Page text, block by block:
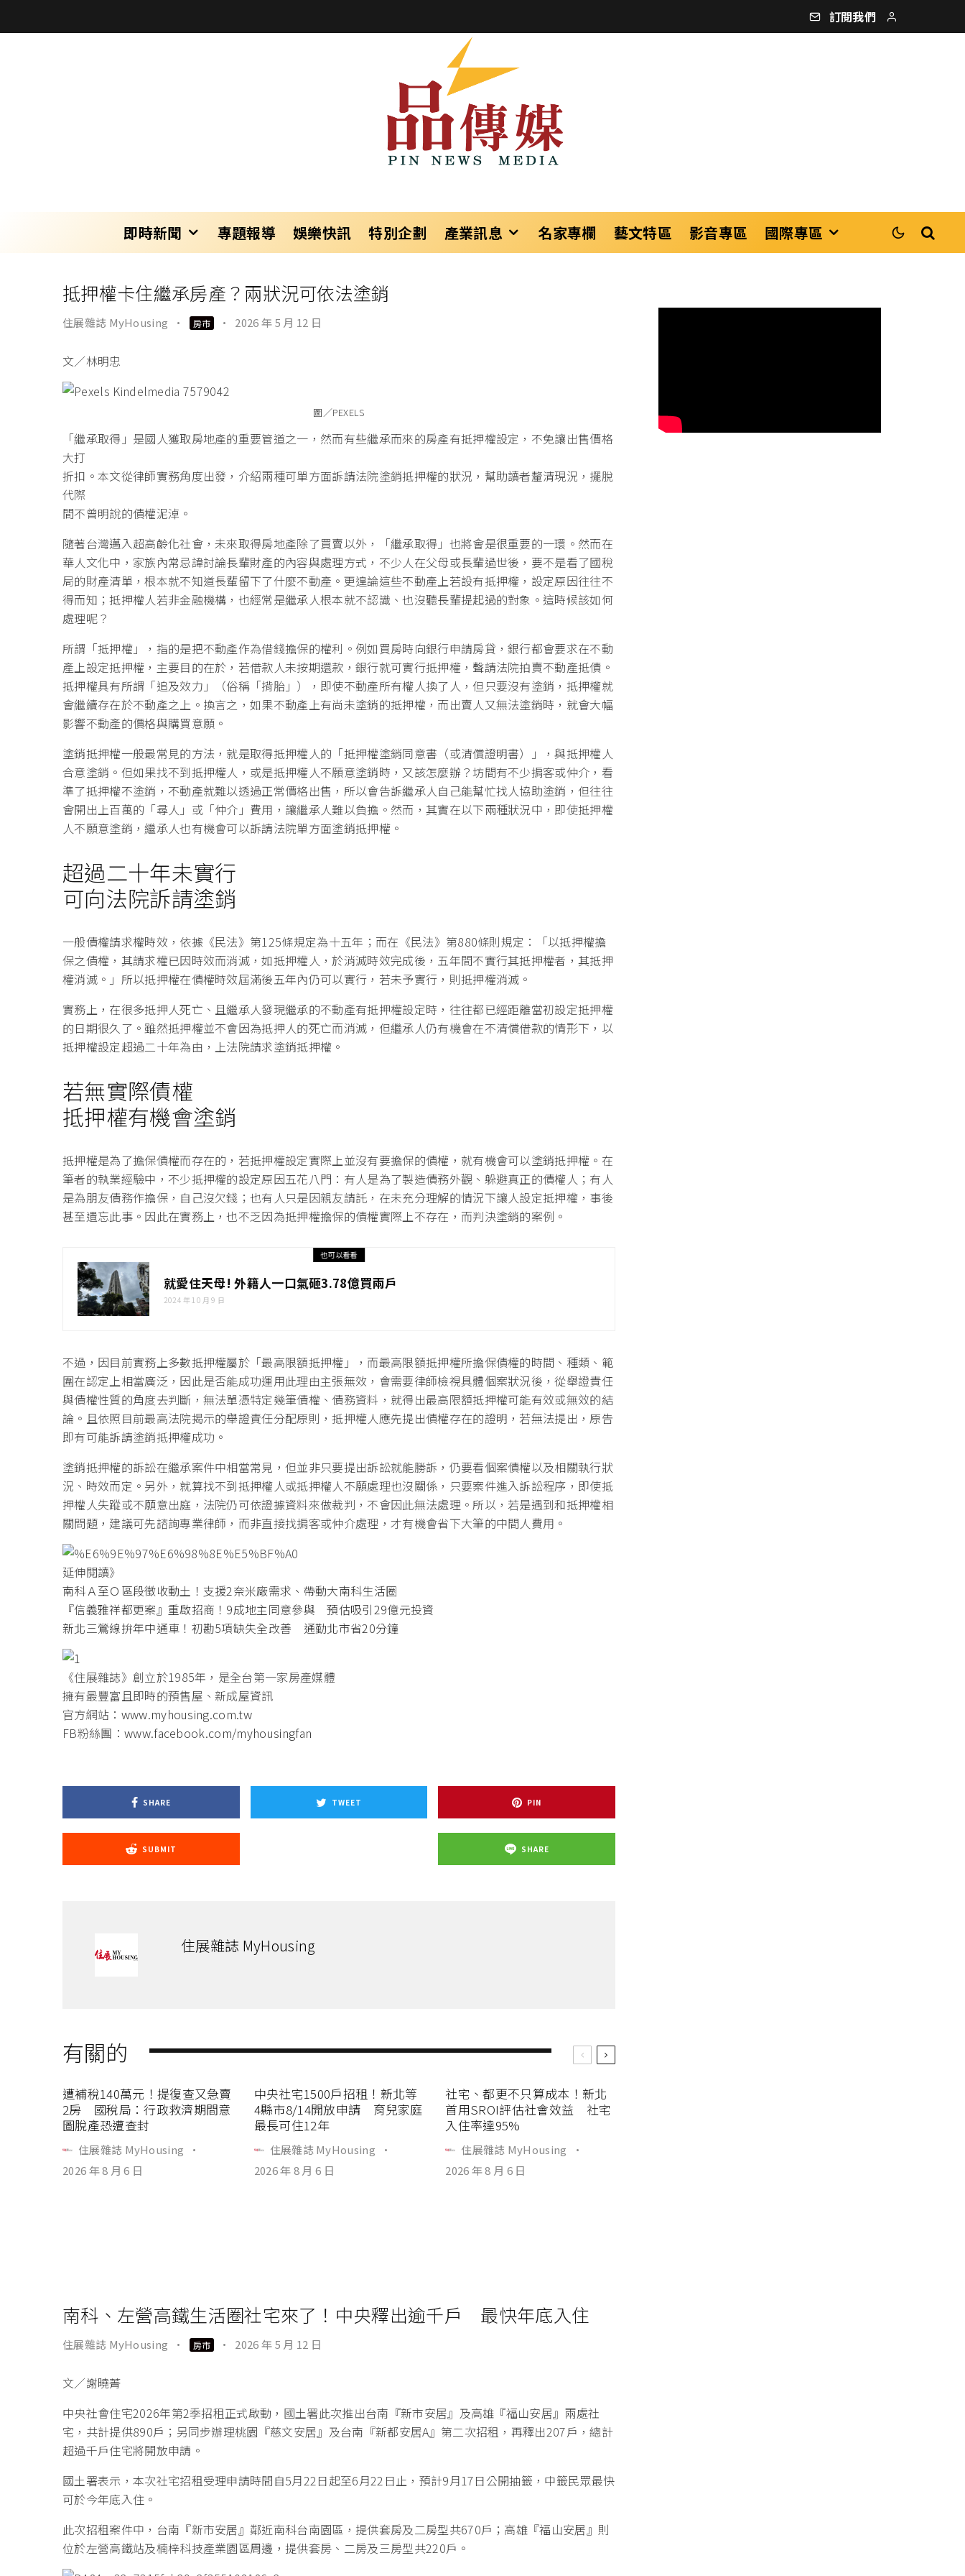
訂閱我們
即時新聞 專題報導 娛樂快訊 特別企劃 產業訊息 名家專欄 藝文特區 影音專區 國際專區
抵押權卡住繼承房產？兩狀況可依法塗銷
住展雜誌 MyHousing · 房市 · 2026 年 5 月 12 日
文／林明忠
圖／PEXELS
「繼承取得」是國人獲取房地產的重要管道之一，然而有些繼承而來的房產有抵押權設定，不免讓出售價格
大打
折扣。本文從律師實務角度出發，介紹兩種可單方面訴請法院塗銷抵押權的狀況，幫助讀者釐清現況，擺脫
代際
間不曾明說的債權泥淖。
隨著台灣邁入超高齡化社會，未來取得房地產除了買賣以外，「繼承取得」也將會是很重要的一環。然而在
華人文化中，家族內常忌諱討論長輩財產的內容與處理方式，不少人在父母或長輩過世後，要不是看了國稅
局的財產清單，根本就不知道長輩留下了什麼不動產。更遑論這些不動產上若設有抵押權，設定原因往往不
得而知；抵押權人若非金融機構，也經常是繼承人根本就不認識、也沒聽長輩提起過的對象。這時候該如何
處理呢？
所謂「抵押權」，指的是把不動產作為借錢擔保的權利。例如買房時向銀行申請房貸，銀行都會要求在不動
產上設定抵押權，主要目的在於，若借款人未按期還款，銀行就可實行抵押權，聲請法院拍賣不動產抵債。
抵押權具有所謂「追及效力」（俗稱「揹胎」），即使不動產所有權人換了人，但只要沒有塗銷，抵押權就
會繼續存在於不動產之上。換言之，如果不動產上有尚未塗銷的抵押權，而出賣人又無法塗銷時，就會大幅
影響不動產的價格與購買意願。
塗銷抵押權一般最常見的方法，就是取得抵押權人的「抵押權塗銷同意書（或清償證明書）」，與抵押權人
合意塗銷。但如果找不到抵押權人，或是抵押權人不願意塗銷時，又該怎麼辦？坊間有不少掮客或仲介，看
準了抵押權不塗銷，不動產就難以透過正常價格出售，所以會告訴繼承人自己能幫忙找人協助塗銷，但往往
會開出上百萬的「尋人」或「仲介」費用，讓繼承人難以負擔。然而，其實在以下兩種狀況中，即使抵押權
人不願意塗銷，繼承人也有機會可以訴請法院單方面塗銷抵押權。
超過二十年未實行
可向法院訴請塗銷
一般債權請求權時效，依據《民法》第125條規定為十五年；而在《民法》第880條則規定：「以抵押權擔
保之債權，其請求權已因時效而消滅，如抵押權人，於消滅時效完成後，五年間不實行其抵押權者，其抵押
權消滅。」所以抵押權在債權時效屆滿後五年內仍可以實行，若未予實行，則抵押權消滅。
實務上，在很多抵押人死亡、且繼承人發現繼承的不動產有抵押權設定時，往往都已經距離當初設定抵押權
的日期很久了。雖然抵押權並不會因為抵押人的死亡而消滅，但繼承人仍有機會在不清償借款的情形下，以
抵押權設定超過二十年為由，上法院請求塗銷抵押權。
若無實際債權
抵押權有機會塗銷
抵押權是為了擔保債權而存在的，若抵押權設定實際上並沒有要擔保的債權，就有機會可以塗銷抵押權。在
筆者的執業經驗中，不少抵押權的設定原因五花八門：有人是為了製造債務外觀、躲避真正的債權人；有人
是為朋友債務作擔保，自己沒欠錢；也有人只是因親友請託，在未充分理解的情況下讓人設定抵押權，事後
甚至遺忘此事。因此在實務上，也不乏因為抵押權擔保的債權實際上不存在，而判決塗銷的案例。
也可以看看
就愛住天母! 外籍人一口氣砸3.78億買兩戶
2024 年 10 月 9 日
不過，因目前實務上多數抵押權屬於「最高限額抵押權」，而最高限額抵押權所擔保債權的時間、種類、範
圍在認定上相當廣泛，因此是否能成功運用此理由主張無效，會需要律師檢視具體個案狀況後，從舉證責任
與債權性質的角度去判斷，無法單憑特定幾筆債權、債務資料，就得出最高限額抵押權可能有效或無效的結
論。且依照目前最高法院揭示的舉證責任分配原則，抵押權人應先提出債權存在的證明，若無法提出，原告
即有可能訴請塗銷抵押權成功。
塗銷抵押權的訴訟在繼承案件中相當常見，但並非只要提出訴訟就能勝訴，仍要看個案債權以及相關執行狀
況、時效而定。另外，就算找不到抵押權人或抵押權人不願處理也沒關係，只要案件進入訴訟程序，即使抵
押權人失蹤或不願意出庭，法院仍可依證據資料來做裁判，不會因此無法處理。所以，若是遇到和抵押權相
關問題，建議可先諮詢專業律師，而非直接找掮客或仲介處理，才有機會省下大筆的中間人費用。
延伸閱讀》
南科Ａ至Ｏ區段徵收動土！支援2奈米廠需求、帶動大南科生活圈
『信義雅祥都更案』重啟招商！9成地主同意參與 預估吸引29億元投資
新北三鶯線拚年中通車！初勘5項缺失全改善 通勤北市省20分鐘
《住展雜誌》創立於1985年，是全台第一家房產媒體
擁有最豐富且即時的預售屋、新成屋資訊
官方網站： www.myhousing.com.tw
FB粉絲團： www.facebook.com/myhousingfan
SHARE TWEET PIN
SUBMIT SHARE
住展雜誌 MyHousing
有關的
遭補稅140萬元！提復查又急賣
2房 國稅局：行政救濟期間意
圖脫產恐遭查封
住展雜誌 MyHousing
·
2026 年 8 月 6 日
中央社宅1500戶招租！新北等
4縣市8/14開放申請 育兒家庭
最長可住12年
住展雜誌 MyHousing
·
2026 年 8 月 6 日
社宅、都更不只算成本！新北
首用SROI評估社會效益 社宅
入住率達95%
住展雜誌 MyHousing
·
2026 年 8 月 6 日
南科、左營高鐵生活圈社宅來了！中央釋出逾千戶 最快年底入住
住展雜誌 MyHousing · 房市 · 2026 年 5 月 12 日
文／謝曉菁
中央社會住宅2026年第2季招租正式啟動，國土署此次推出台南『新市安居』及高雄『福山安居』兩處社
宅，共計提供890戶；另同步辦理桃園『慈文安居』及台南『新都安居A』第二次招租，再釋出207戶，總計
超過千戶住宅將開放申請。
國土署表示，本次社宅招租受理申請時間自5月22日起至6月22日止，預計9月17日公開抽籤，中籤民眾最快
可於今年底入住。
此次招租案件中，台南『新市安居』鄰近南科台南園區，提供套房及二房型共670戶；高雄『福山安居』則
位於左營高鐵站及楠梓科技產業園區周邊，提供套房、二房及三房型共220戶。